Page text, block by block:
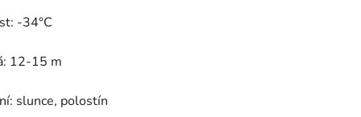
-34°C
12-15 m
slunce, polostín